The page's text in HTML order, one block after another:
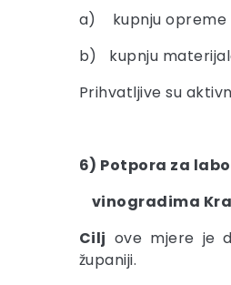
a) kupnju opreme
b) kupnju
Prihvatljive su
6) Potpora za
vinogradima
Cilj ove mjere je
županiji.